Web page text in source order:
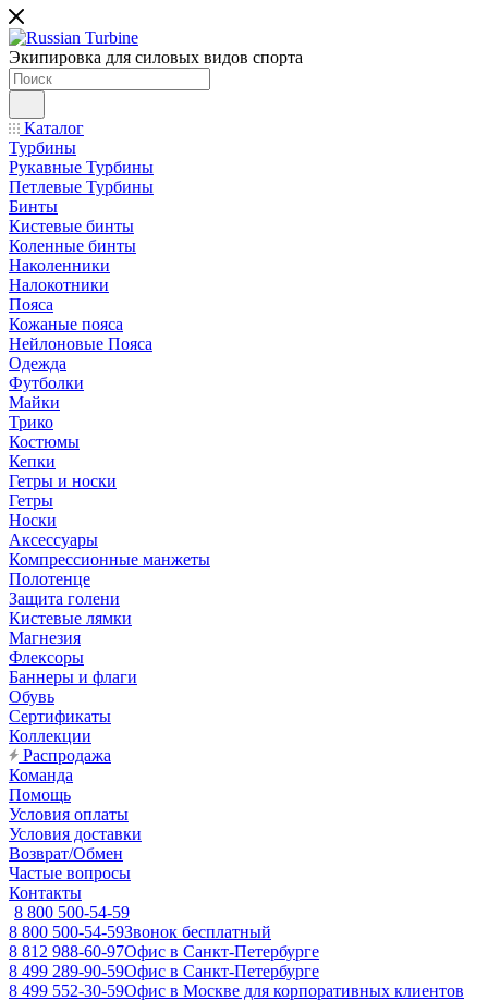
Экипировка для силовых видов спорта
Каталог
Турбины
Рукавные Турбины
Петлевые Турбины
Бинты
Кистевые бинты
Коленные бинты
Наколенники
Налокотники
Пояса
Кожаные пояса
Нейлоновые Пояса
Одежда
Футболки
Майки
Трико
Костюмы
Кепки
Гетры и носки
Гетры
Носки
Аксессуары
Компрессионные манжеты
Полотенце
Защита голени
Кистевые лямки
Магнезия
Флексоры
Баннеры и флаги
Обувь
Сертификаты
Коллекции
Распродажа
Команда
Помощь
Условия оплаты
Условия доставки
Возврат/Обмен
Частые вопросы
Контакты
8 800 500-54-59
8 800 500-54-59Звонок бесплатный
8 812 988-60-97Офис в Санкт-Петербурге
8 499 289-90-59Офис в Санкт-Петербурге
8 499 552-30-59Офис в Москве для корпоративных клиентов